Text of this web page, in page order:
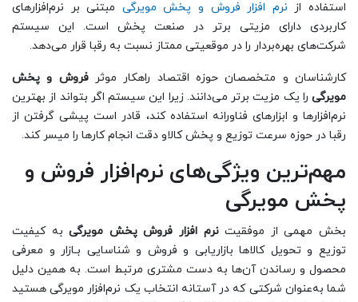
استفاده از نرم افزار فروش و پخش مویرگی مبتنی بر نرم‌افزارهای
کاربردی دارای مزیتی برتر در صنعت پخش است. این سیستم
شرکت‌های بهره‌بردار را در موقعیتی ممتاز نسبت به رقبا قرار می‌دهد.
کارشناسان و متخصصان حوزه اقتصاد راهکار موثر فروش و پخش
مویرگی را یک مزیت برتر می‌دانند. زیرا این سیستم اگر بتواند از بهترین
نرم‌افزارها و ابزارهای فناورانه استفاده کند، قادر است پیشی گرفتن از
رقبا در حوزه سرعت توزیع و پخش کالاو دقت انجام کارها را میسر کند.
مهم‌ترین ویژگی‌های نرم‌افزار فروش و
پخش مویرگی
بخش مهمی از موفقیتنرم افزار فروش پخش مویرگی به کیفیت
توزیع و تحویل کالاها بازاریابی و فروش و شناسایی بـازار و معرفی
محصول و رساندن آن‌ها به دست مشتری مرتبط است. به همین دلیل
شما به‌عنوان شرکتی که در آستانه انتخاب یک نرم‌افزار مویرگی هستید